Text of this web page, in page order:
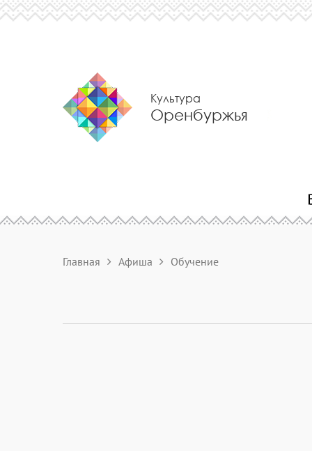
Культура
Оренбуржья
Главная Афиша Обучение